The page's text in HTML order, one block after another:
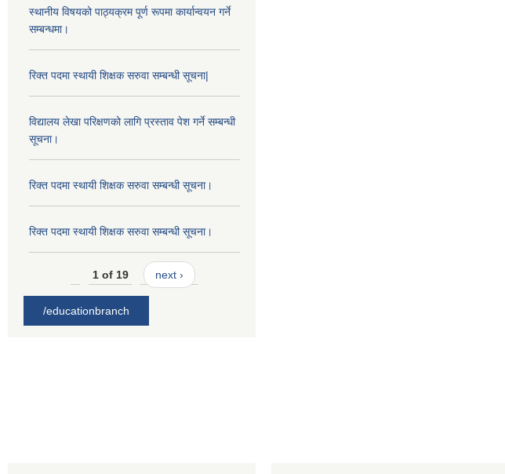
स्थानीय विषयको पाठ्यक्रम पूर्ण रूपमा कार्यान्वयन गर्ने
सम्बन्धमा।
रिक्त पदमा स्थायी शिक्षक सरुवा सम्बन्धी सूचना|
विद्यालय लेखा परिक्षणको लागि प्रस्ताव पेश गर्ने सम्बन्धी
सूचना।
रिक्त पदमा स्थायी शिक्षक सरुवा सम्बन्धी सूचना।
रिक्त पदमा स्थायी शिक्षक सरुवा सम्बन्धी सूचना।
1 of 19 next ›
/educationbranch